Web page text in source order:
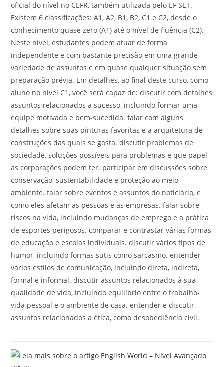
oficial do nível no CEFR, também utilizada pelo EF SET.
Existem 6 classificações: A1, A2, B1, B2, C1 e C2, desde o
conhecimento quase zero (A1) até o nível de fluência (C2).
Neste nível, estudantes podem atuar de forma
independente e com bastante precisão em uma grande
variedade de assuntos e em quase qualquer situação sem
preparação prévia. Em detalhes, ao final deste curso, como
aluno no nível C1, você será capaz de: discutir com detalhes
assuntos relacionados a sucesso, incluindo formar uma
equipe motivada e bem-sucedida. falar com alguns
detalhes sobre suas pinturas favoritas e a arquitetura de
construções das quais se gosta. discutir problemas de
sociedade, soluções possíveis para problemas e que papel
as corporações podem ter. participar em discussões sobre
conservação, sustentabilidade e proteção ao meio
ambiente. falar sobre eventos e assuntos do noticiário, e
como eles afetam as pessoas e as empresas. falar sobre
riscos na vida, incluindo mudanças de emprego e a prática
de esportes perigosos. comparar e contrastar várias formas
de educação e escolas individuais. discutir vários tipos de
humor, incluindo formas sutis como sarcasmo. entender
vários estilos de comunicação, incluindo direta, indireta,
formal e informal. discutir assuntos relacionados à sua
qualidade de vida, incluindo equilíbrio entre o trabalho-
vida pessoal e o ambiente de casa. entender e discutir
assuntos relacionados a ética, como desobediência civil.